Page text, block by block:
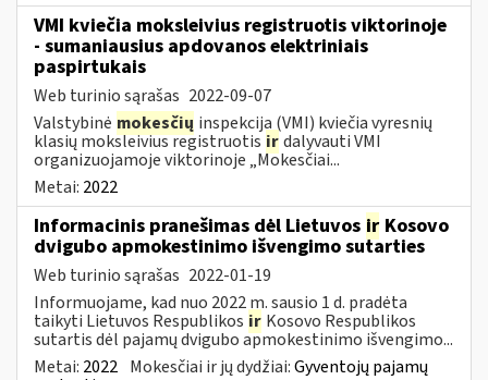
VMI kviečia moksleivius registruotis viktorinoje
- sumaniausius apdovanos elektriniais
paspirtukais
Web turinio sąrašas 2022-09-07
Valstybinė mokesčių inspekcija (VMI) kviečia vyresnių
klasių moksleivius registruotis irdalyvauti VMI
organizuojamoje viktorinoje „Mokesčiai...
Metai: 2022
Informacinis pranešimas dėl Lietuvos ir Kosovo
dvigubo apmokestinimo išvengimo sutarties
Web turinio sąrašas 2022-01-19
Informuojame, kad nuo 2022 m. sausio 1 d. pradėta
taikyti Lietuvos Respublikos ir Kosovo Respublikos
sutartis dėl pajamų dvigubo apmokestinimo išvengimo...
Metai: 2022 Mokesčiai ir jų dydžiai:Gyventojų pajamų